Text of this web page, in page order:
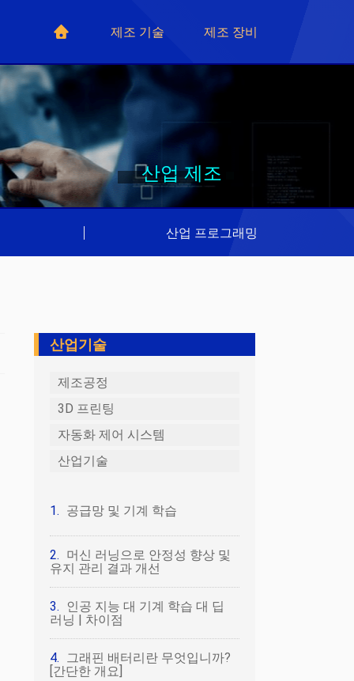
제조 기술 제조 장비
산업 제조
산업 프로그래밍
산업기술
제조공정
3D 프린팅
자동화 제어 시스템
산업기술
공급망 및 기계 학습
머신 러닝으로 안정성 향상 및
유지 관리 결과 개선
인공 지능 대 기계 학습 대 딥
러닝 | 차이점
그래핀 배터리란 무엇입니까?
[간단한 개요]